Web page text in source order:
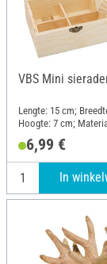
VBS Mini
Lengte: 15 cm;
Hoogte: 7 cm;
6,99 €
In